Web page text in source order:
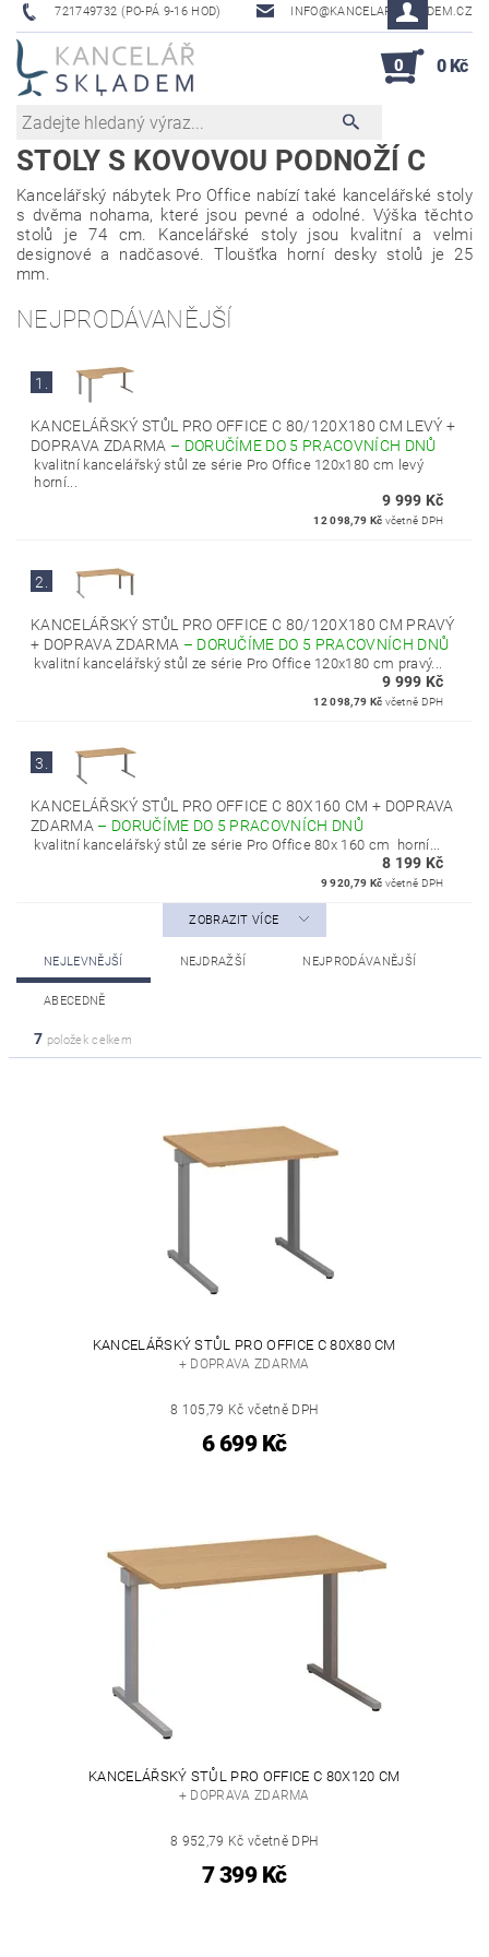
721749732 (PO-PÁ 9-16 HOD) INFO@KANCELAR-SKLADEM.CZ
0 0 Kč
STOLY S KOVOVOU PODNOŽÍ C
Kancelářský nábytek Pro Office nabízí také kancelářské stoly
s dvěma nohama, které jsou pevné a odolné. Výška těchto
stolů je 74 cm. Kancelářské stoly jsou kvalitní a velmi
designové a nadčasové. Tloušťka horní desky stolů je 25
mm.
NEJPRODÁVANĚJŠÍ
1.
KANCELÁŘSKÝ STŮL PRO OFFICE C 80/120X180 CM LEVÝ +
DOPRAVA ZDARMA – DORUČÍME DO 5 PRACOVNÍCH DNŮ
kvalitní kancelářský stůl ze série Pro Office 120x180 cm levý
horní...
9 999 Kč
12 098,79 Kč včetně DPH
2.
KANCELÁŘSKÝ STŮL PRO OFFICE C 80/120X180 CM PRAVÝ
+ DOPRAVA ZDARMA – DORUČÍME DO 5 PRACOVNÍCH DNŮ
kvalitní kancelářský stůl ze série Pro Office 120x180 cm pravý...
9 999 Kč
12 098,79 Kč včetně DPH
3.
KANCELÁŘSKÝ STŮL PRO OFFICE C 80X160 CM + DOPRAVA
ZDARMA – DORUČÍME DO 5 PRACOVNÍCH DNŮ
kvalitní kancelářský stůl ze série Pro Office 80x 160 cm horní...
8 199 Kč
9 920,79 Kč včetně DPH
ZOBRAZIT VÍCE
NEJLEVNĚJŠÍ NEJDRAŽŠÍ NEJPRODÁVANĚJŠÍ
ABECEDNĚ
7 položek celkem
KANCELÁŘSKÝ STŮL PRO OFFICE C 80X80 CM
+ DOPRAVA ZDARMA
8 105,79 Kč včetně DPH
6 699 Kč
KANCELÁŘSKÝ STŮL PRO OFFICE C 80X120 CM
+ DOPRAVA ZDARMA
8 952,79 Kč včetně DPH
7 399 Kč